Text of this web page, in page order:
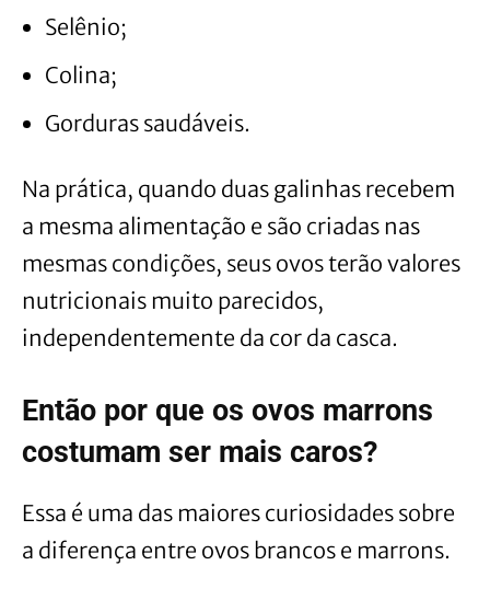
Selênio;
Colina;
Gorduras saudáveis.
Na prática, quando duas galinhas recebem
a mesma alimentação e são criadas nas
mesmas condições, seus ovos terão valores
nutricionais muito parecidos,
independentemente da cor da casca.
Então por que os ovos marrons
costumam ser mais caros?
Essa é uma das maiores curiosidades sobre
a diferença entre ovos brancos e marrons.